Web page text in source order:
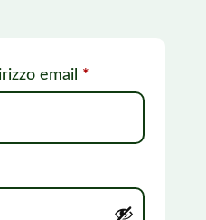
email *Richiesto